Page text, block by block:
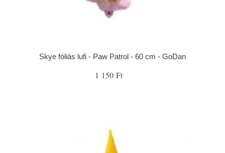
Skye fóliás lufi - Paw Patrol - 60 cm - GoDan
1 150 Ft